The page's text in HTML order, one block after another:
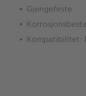
Gjengefeste
Kompatibilitet: